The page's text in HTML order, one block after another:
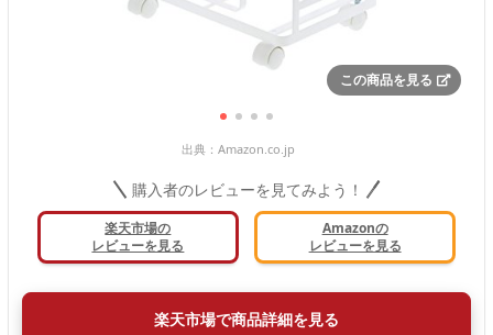
この商品を見る
出典： Amazon.co.jp
購入者のレビューを見てみよう！
楽天市場の
レビューを見る
Amazonの
レビューを見る
楽天市場で商品詳細を見る